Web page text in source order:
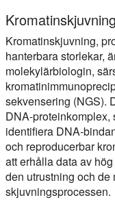
Kromatinskjuvning,
hanterbara storlekar,
molekylärbiologin,
sekvensering (NGS).
DNA-proteinkomplex,
identifiera DNA-
och reproducerbar
att erhålla data av
den utrustning och
skjuvningsprocessen.